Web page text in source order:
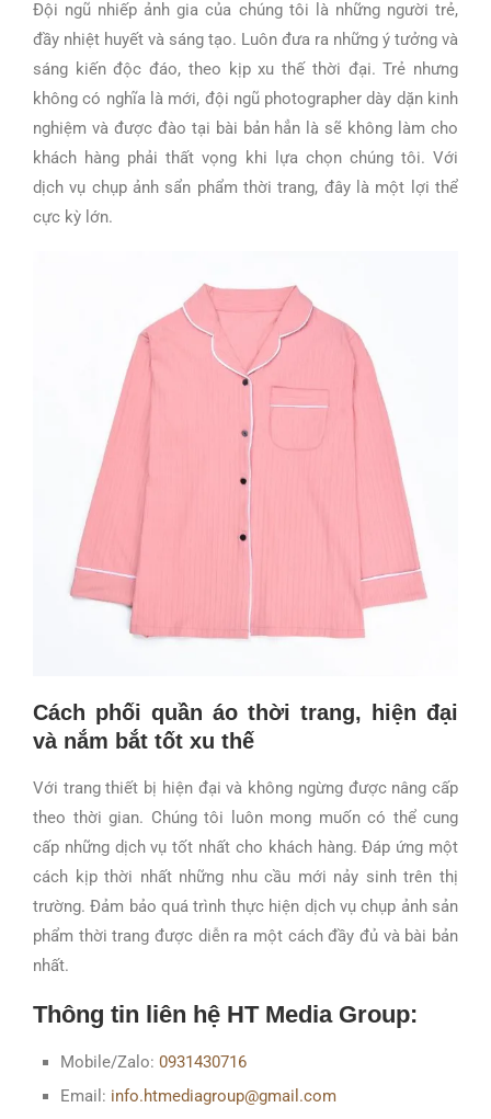
Đội ngũ nhiếp ảnh gia của chúng tôi là những người trẻ,
đầy nhiệt huyết và sáng tạo. Luôn đưa ra những ý tưởng và
sáng kiến độc đáo, theo kịp xu thế thời đại. Trẻ nhưng
không có nghĩa là mới, đội ngũ photographer dày dặn kinh
nghiệm và được đào tại bài bản hẳn là sẽ không làm cho
khách hàng phải thất vọng khi lựa chọn chúng tôi. Với
dịch vụ chụp ảnh sẩn phẩm thời trang, đây là một lợi thể
cực kỳ lớn.
Cách phối quần áo thời trang, hiện đại
và nắm bắt tốt xu thế
Với trang thiết bị hiện đại và không ngừng được nâng cấp
theo thời gian. Chúng tôi luôn mong muốn có thể cung
cấp những dịch vụ tốt nhất cho khách hàng. Đáp ứng một
cách kịp thời nhất những nhu cầu mới nảy sinh trên thị
trường. Đảm bảo quá trình thực hiện dịch vụ chụp ảnh sản
phẩm thời trang được diễn ra một cách đầy đủ và bài bản
nhất.
Thông tin liên hệ HT Media Group:
Mobile/Zalo: 0931430716
Email: info.htmediagroup@gmail.com